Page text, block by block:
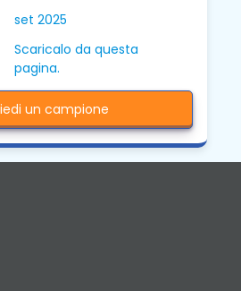
set 2025
Scaricalo da questa
pagina.
un campione